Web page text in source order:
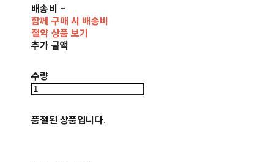
배송비 -
함께 구매 시 배송비
절약 상품 보기
추가 금액
수량
품절된 상품입니다.